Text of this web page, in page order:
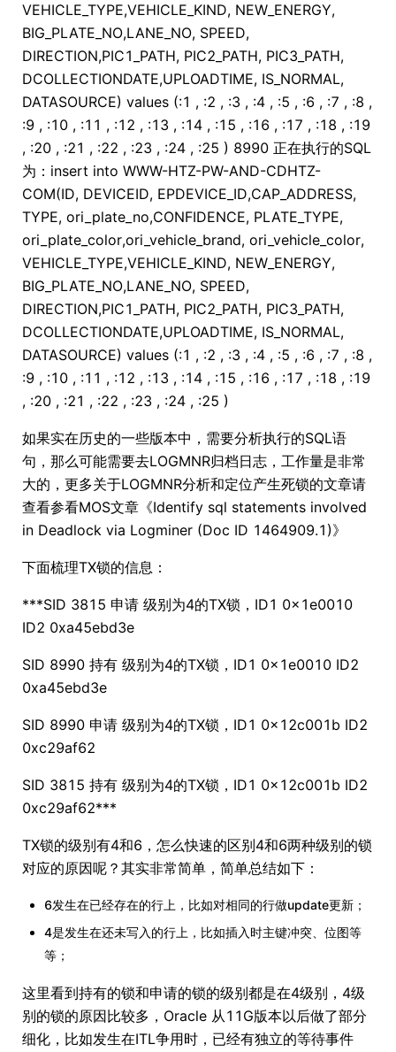
VEHICLE_TYPE,VEHICLE_KIND, NEW_ENERGY,
BIG_PLATE_NO,LANE_NO, SPEED,
DIRECTION,PIC1_PATH, PIC2_PATH, PIC3_PATH,
DCOLLECTIONDATE,UPLOADTIME, IS_NORMAL,
DATASOURCE) values (:1 , :2 , :3 , :4 , :5 , :6 , :7 , :8 ,
:9 , :10 , :11 , :12 , :13 , :14 , :15 , :16 , :17 , :18 , :19
, :20 , :21 , :22 , :23 , :24 , :25 ) 8990 正在执行的SQL
为：insert into WWW-HTZ-PW-AND-CDHTZ-
COM(ID, DEVICEID, EPDEVICE_ID,CAP_ADDRESS,
TYPE, ori_plate_no,CONFIDENCE, PLATE_TYPE,
ori_plate_color,ori_vehicle_brand, ori_vehicle_color,
VEHICLE_TYPE,VEHICLE_KIND, NEW_ENERGY,
BIG_PLATE_NO,LANE_NO, SPEED,
DIRECTION,PIC1_PATH, PIC2_PATH, PIC3_PATH,
DCOLLECTIONDATE,UPLOADTIME, IS_NORMAL,
DATASOURCE) values (:1 , :2 , :3 , :4 , :5 , :6 , :7 , :8 ,
:9 , :10 , :11 , :12 , :13 , :14 , :15 , :16 , :17 , :18 , :19
, :20 , :21 , :22 , :23 , :24 , :25 )
如果实在历史的一些版本中，需要分析执行的SQL语
句，那么可能需要去LOGMNR归档日志，工作量是非常
大的，更多关于LOGMNR分析和定位产生死锁的文章请
查看参看MOS文章《Identify sql statements involved
in Deadlock via Logminer (Doc ID 1464909.1)》
下面梳理TX锁的信息：
***SID 3815 申请 级别为4的TX锁，ID1 0x1e0010
ID2 0xa45ebd3e
SID 8990 持有 级别为4的TX锁，ID1 0x1e0010 ID2
0xa45ebd3e
SID 8990 申请 级别为4的TX锁，ID1 0x12c001b ID2
0xc29af62
SID 3815 持有 级别为4的TX锁，ID1 0x12c001b ID2
0xc29af62***
TX锁的级别有4和6，怎么快速的区别4和6两种级别的锁
对应的原因呢？其实非常简单，简单总结如下：
6发生在已经存在的行上，比如对相同的行做update更新；
4是发生在还未写入的行上，比如插入时主键冲突、位图等
等；
这里看到持有的锁和申请的锁的级别都是在4级别，4级
别的锁的原因比较多，Oracle 从11G版本以后做了部分
细化，比如发生在ITL争用时，已经有独立的等待事件